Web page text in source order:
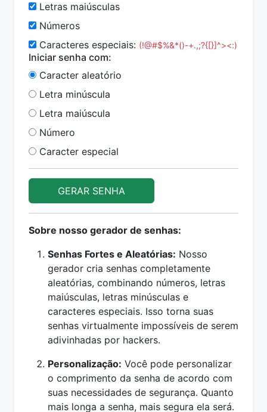
Letras maiúsculas
Números
Caracteres especiais: (!@#$%&*()-+.,;?{[}]^><:)
Iniciar senha com:
Caracter aleatório
Letra minúscula
Letra maiúscula
Número
Caracter especial
GERAR SENHA
Sobre nosso gerador de senhas:
Senhas Fortes e Aleatórias: Nosso
gerador cria senhas completamente
aleatórias, combinando números, letras
maiúsculas, letras minúsculas e
caracteres especiais. Isso torna suas
senhas virtualmente impossíveis de serem
adivinhadas por hackers.
Personalização: Você pode personalizar
o comprimento da senha de acordo com
suas necessidades de segurança. Quanto
mais longa a senha, mais segura ela será.